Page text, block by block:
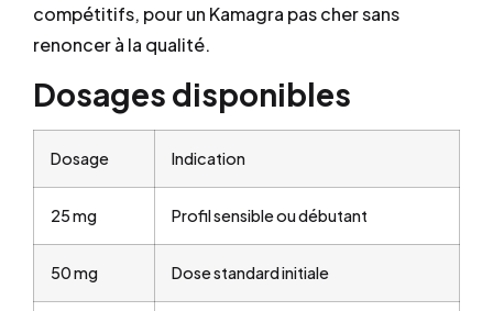
compétitifs, pour un Kamagra pas cher sans
renoncer à la qualité.
Dosages disponibles
Dosage Indication
25 mg Profil sensible ou débutant
50 mg Dose standard initiale